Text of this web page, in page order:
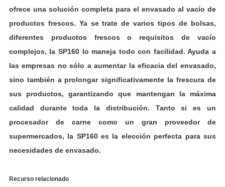
ofrece una solución completa para el envasado al vacío de
productos frescos. Ya se trate de varios tipos de bolsas,
diferentes productos frescos o requisitos de vacío
complejos, la SP160 lo maneja todo con facilidad. Ayuda a
las empresas no sólo a aumentar la eficacia del envasado,
sino también a prolongar significativamente la frescura de
sus productos, garantizando que mantengan la máxima
calidad durante toda la distribución. Tanto si es un
procesador de carne como un gran proveedor de
supermercados, la SP160 es la elección perfecta para sus
necesidades de envasado.
Recurso relacionado